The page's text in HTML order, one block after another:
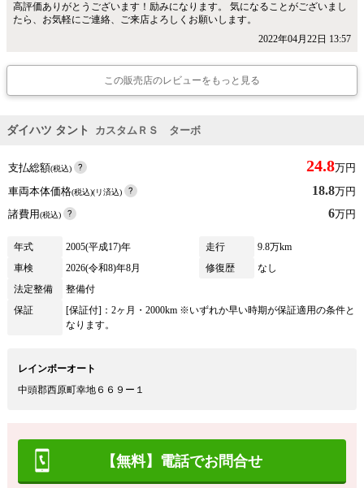
高評価ありがとうございます！励みになります。 気になることがございまし
たら、お気軽にご連絡、ご来店よろしくお願いします。
2022年04月22日 13:57
この販売店のレビューをもっと見る
ダイハツ タント カスタムＲＳ ターボ
支払総額(税込) 24.8万円
車両本体価格(税込)(リ済込) 18.8万円
諸費用(税込) 6万円
年式 2005(平成17)年 走行
9.8万km
車検
2026(令和8)年8月 修復歴
なし
法定整備
整備付
保証
[保証付]：2ヶ月・2000km ※いずれか早い時期が保証適用の条件と
なります。
レインボーオート
中頭郡西原町幸地６６９ー１
【無料】電話でお問合せ